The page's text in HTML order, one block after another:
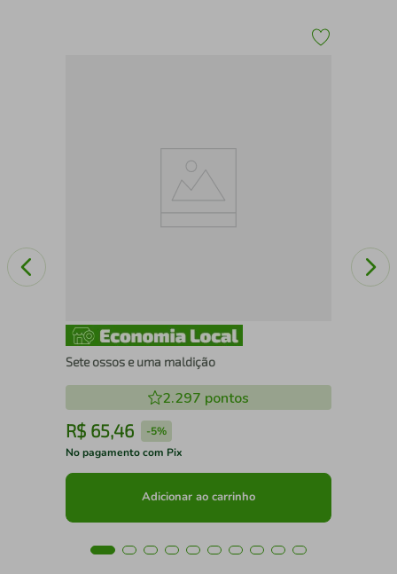
Sete ossos e uma maldição
2.297 pontos
R$ 65,46 -5%
No pagamento com Pix
Adicionar ao carrinho